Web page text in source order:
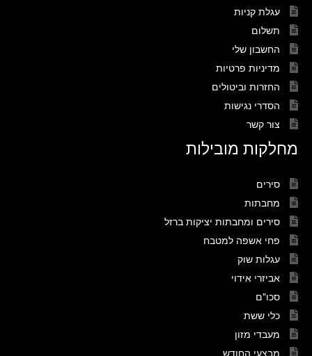
עגלת קניות
תשלום
החשבון שלי
מדיניות פרטיות
החזרות וביטולים
הסדרי נגישות
צור קשר
מחלקות מובילות
סירים
מחבתות
סירים ומחבתות יציקות ברזל
פחי אשפה למטבח
עגלות שוק
אביזרי אידוי
סכו"ם
כלי ששת
מעבדי מזון
מבצעי החודש